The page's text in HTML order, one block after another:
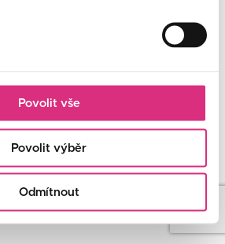
Povolit vše
Povolit výběr
Odmítnout